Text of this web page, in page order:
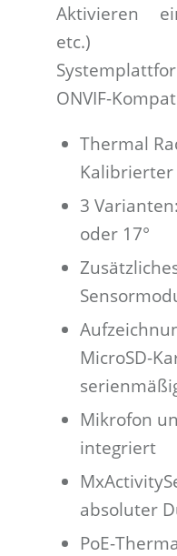
Aktivieren
etc.)
ONVIF-
Thermal
3
oder 17°
MicroSD-
Mikrofon
integriert
absoluter
PoE-